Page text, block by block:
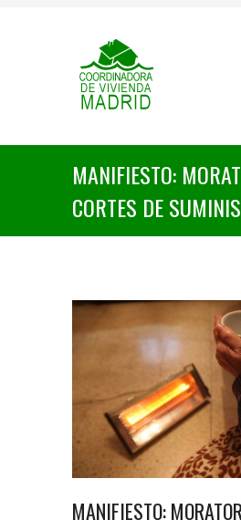
MANIFIESTO:
CORTES DE
MANIFIESTO: